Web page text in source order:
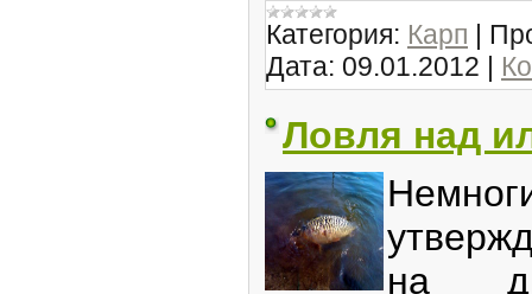
Категория: Карп |
Дата: 09.01.2012 |
Ловля над
на